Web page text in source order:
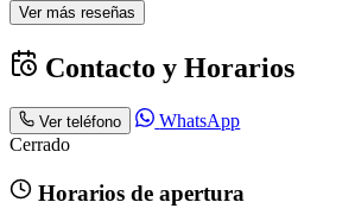
Ver más reseñas
Contacto y Horarios
Ver teléfono
WhatsApp
Cerrado
Horarios de apertura